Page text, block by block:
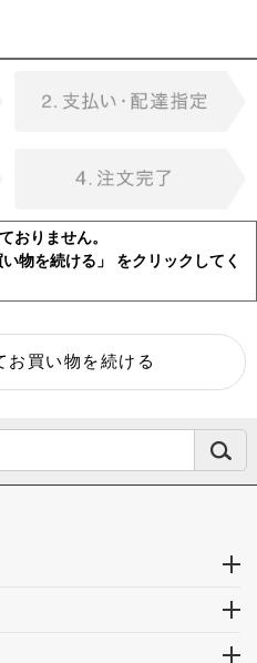
おりません。
物を続ける」 をクリックしてく